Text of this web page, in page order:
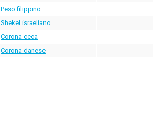
Peso filippino
Shekel israeliano
Corona ceca
Corona danese